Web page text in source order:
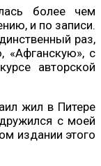
более чем
и по записи.
раз,
«Афганскую», с
авторской
жил в Питере
с моей
издании этого